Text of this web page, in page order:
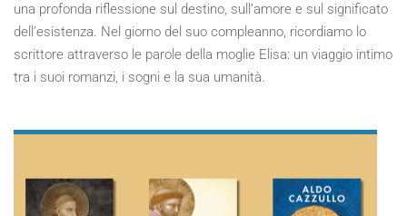
una profonda riflessione sul destino, sull’amore e sul significato
dell’esistenza. Nel giorno del suo compleanno, ricordiamo lo
scrittore attraverso le parole della moglie Elisa: un viaggio intimo
tra i suoi romanzi, i sogni e la sua umanità.